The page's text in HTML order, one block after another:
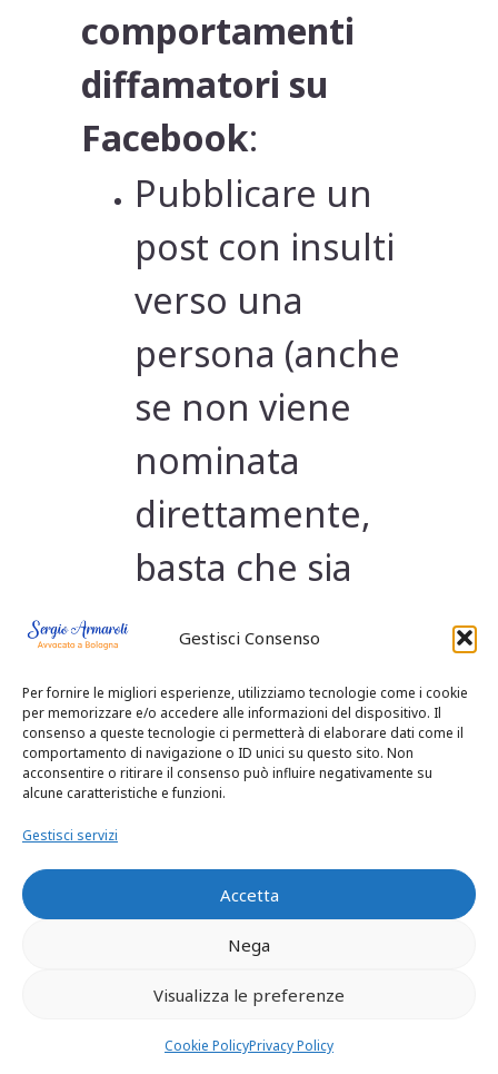
Gestisci Consenso
Per fornire le migliori esperienze, utilizziamo tecnologie come i cookie
per memorizzare e/o accedere alle informazioni del dispositivo. Il
consenso a queste tecnologie ci permetterà di elaborare dati come il
comportamento di navigazione o ID unici su questo sito. Non
acconsentire o ritirare il consenso può influire negativamente su
alcune caratteristiche e funzioni.
Gestisci servizi
Accetta
Nega
Visualizza le preferenze
Cookie PolicyPrivacy Policy
comportamenti
diffamatori su
Facebook:
Pubblicare un
post con insulti
verso una
persona (anche
se non viene
nominata
direttamente,
basta che sia
riconoscibile).
Lasciare un
commento
offensivo su una
o un profilo
pubblico.
Condividere
contenuti lesivi